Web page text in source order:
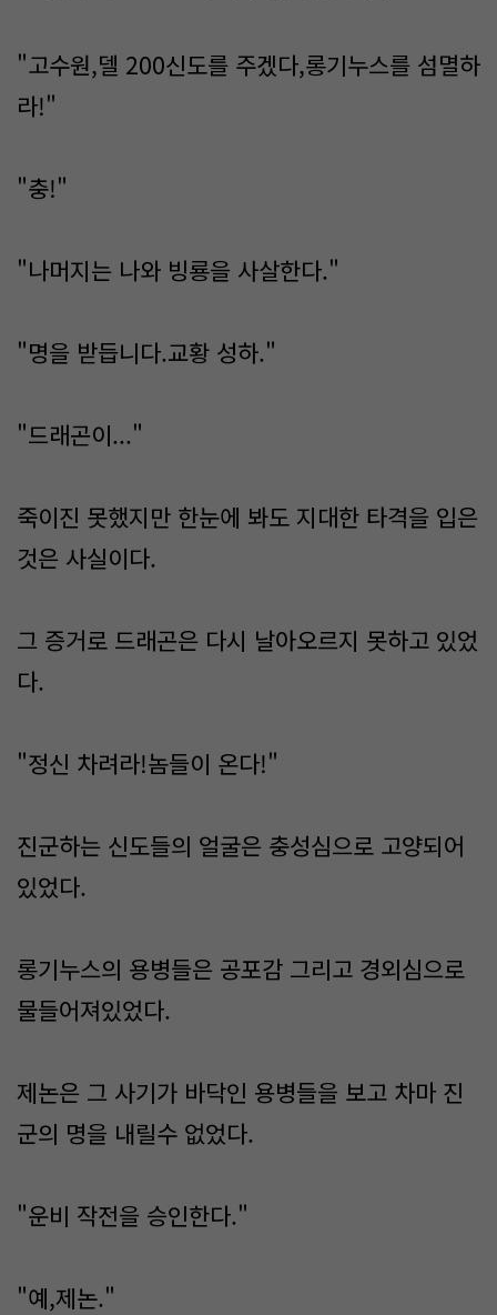
"고수원,델 200신도를 주겠다,롱기누스를 섬멸하
라!"
"충!"
"나머지는 나와 빙룡을 사살한다."
"명을 받듭니다.교황 성하."
"드래곤이..."
죽이진 못했지만 한눈에 봐도 지대한 타격을 입은
것은 사실이다.
그 증거로 드래곤은 다시 날아오르지 못하고 있었
다.
"정신 차려라!놈들이 온다!"
진군하는 신도들의 얼굴은 충성심으로 고양되어
있었다.
롱기누스의 용병들은 공포감 그리고 경외심으로
물들어져있었다.
제논은 그 사기가 바닥인 용병들을 보고 차마 진
군의 명을 내릴수 없었다.
"운비 작전을 승인한다."
"예,제논."